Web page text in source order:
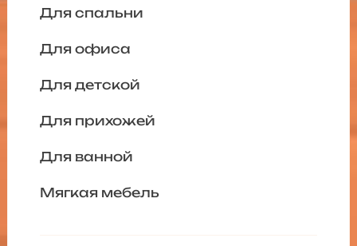
Для спальни
Для офиса
Для детской
Для прихожей
Для ванной
Мягкая мебель